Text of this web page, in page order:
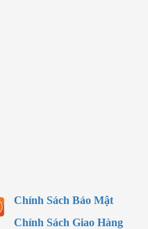
Chính Sách Bảo Mật
Chính Sách Giao Hàng